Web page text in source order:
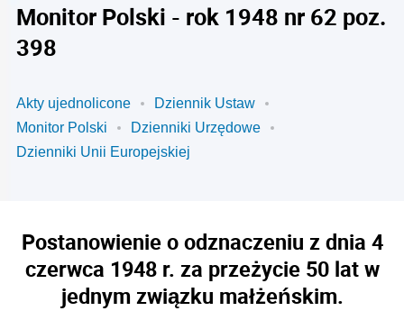
Monitor Polski - rok 1948 nr 62 poz.
398
Akty ujednolicone
Dziennik Ustaw
Monitor Polski
Dzienniki Urzędowe
Dzienniki Unii Europejskiej
Postanowienie o odznaczeniu z dnia 4
czerwca 1948 r. za przeżycie 50 lat w
jednym związku małżeńskim.